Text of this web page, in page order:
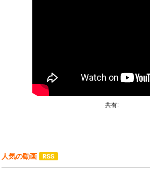
共有:
人気の動画